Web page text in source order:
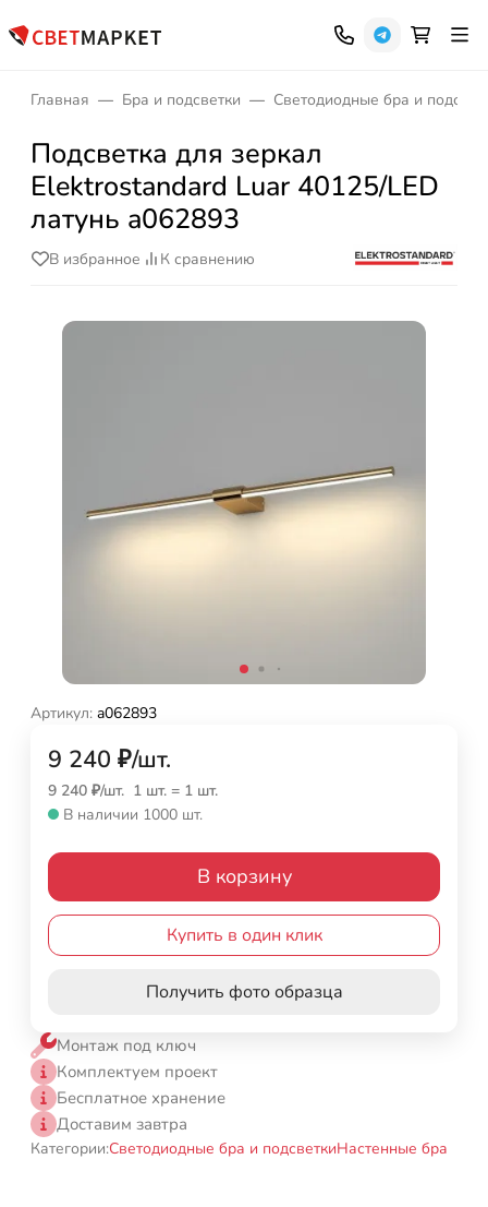
Главная Бра и подсветки Светодиодные бра и
Подсветка для зеркал
Elektrostandard Luar 40125/LED
латунь a062893
В избранное К сравнению
Артикул: a062893
9 240 ₽/шт.
9 240 ₽/шт. 1 шт. = 1 шт.
В наличии 1000 шт.
В корзину
Купить в один клик
Получить фото образца
Монтаж под ключ
Комплектуем проект
Бесплатное хранение
Доставим завтра
Категории:Светодиодные бра и подсветкиНастенные бра